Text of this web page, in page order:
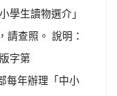
學生讀物選介」
請查照。 說明：
字第
每年辦理「中小